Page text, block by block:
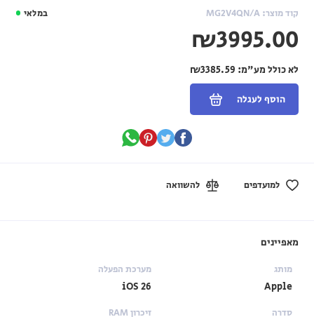
במלאי קוד מוצר: MG2V4QN/A
₪3995.00
לא כולל מע"מ:
הוסף לעגלה
למועדפים להשוואה
מאפיינים
מותג
Apple
מערכת הפעלה
iOS 26
סדרה זיכרון RAM